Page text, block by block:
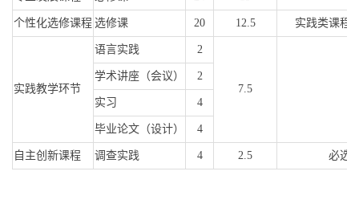
个性化选修课程 选修课 20 12.5 实践类课程
实践教学环节
语言实践 2
7.5
学术讲座（会议） 2
实习 4
毕业论文（设计） 4
自主创新课程 调查实践 4 2.5 必选